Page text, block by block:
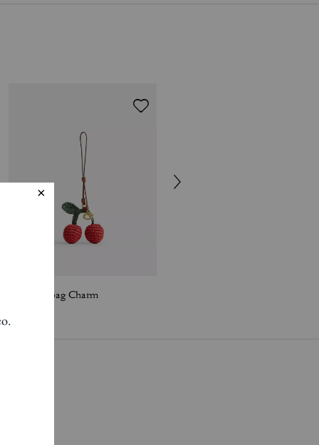
Cherries Bag Charm